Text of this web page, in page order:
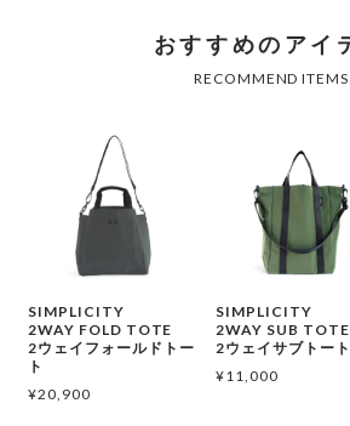
SIMPLICITY
2WAY FOLD TOTE
2ウェイフォールドトー
ト
¥20,900
SIMPLICITY
2WAY SUB TOTE
2ウェイサブトート
¥11,000